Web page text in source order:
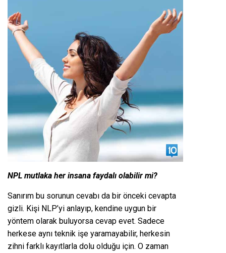
NPL mutlaka her insana faydalı olabilir mi?
Sanırım bu sorunun cevabı da bir önceki cevapta
gizli. Kişi NLP’yi anlayıp, kendine uygun bir
yöntem olarak buluyorsa cevap evet. Sadece
herkese aynı teknik işe yaramayabilir, herkesin
zihni farklı kayıtlarla dolu olduğu için. O zaman